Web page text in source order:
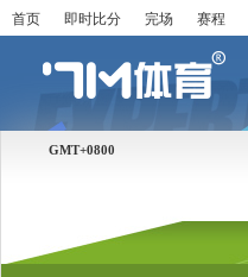
首页 即时比分 完场 赛程
GMT+0800